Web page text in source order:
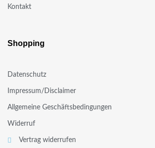
Kontakt
Shopping
Datenschutz
Impressum/Disclaimer
Allgemeine Geschäftsbedingungen
Widerruf
Vertrag widerrufen